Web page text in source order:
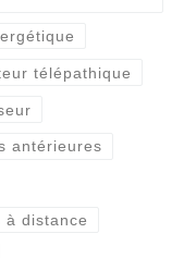
télépathique
antérieures
à distance